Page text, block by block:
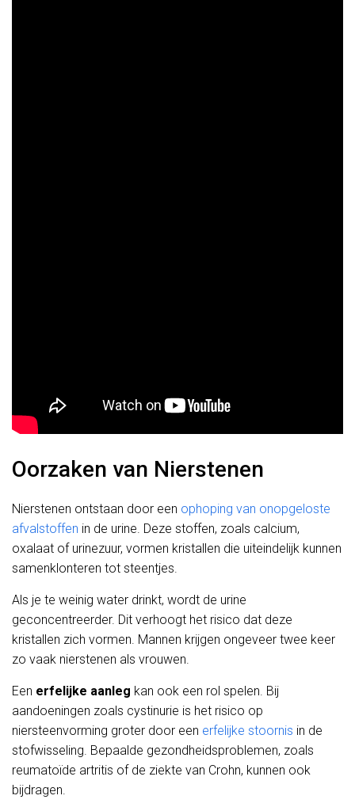
Oorzaken van Nierstenen
Nierstenen ontstaan door een ophoping van onopgeloste
afvalstoffen in de urine. Deze stoffen, zoals calcium,
oxalaat of urinezuur, vormen kristallen die uiteindelijk kunnen
samenklonteren tot steentjes.
Als je te weinig water drinkt, wordt de urine
geconcentreerder. Dit verhoogt het risico dat deze
kristallen zich vormen. Mannen krijgen ongeveer twee keer
zo vaak nierstenen als vrouwen.
Een erfelijke aanleg kan ook een rol spelen. Bij
aandoeningen zoals cystinurie is het risico op
niersteenvorming groter door een erfelijke stoornis in de
stofwisseling. Bepaalde gezondheidsproblemen, zoals
reumatoïde artritis of de ziekte van Crohn, kunnen ook
bijdragen.